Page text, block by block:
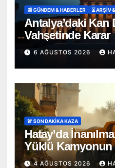
📰 GÜNDEM & HABERLER ⏳ ARŞİV
Antalya’daki Kan
Vahşetinde Karar
6 AĞUSTOS 2026
🚨 SON DAKİKA KAZA
Hatay’da
Yüklü Kamyonun
4 AĞUSTOS 2026